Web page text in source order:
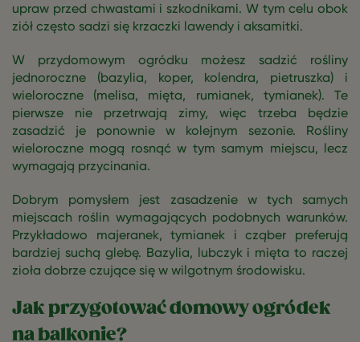
upraw przed chwastami i szkodnikami. W tym celu obok
ziół często sadzi się krzaczki lawendy i aksamitki.
W przydomowym ogródku możesz sadzić rośliny
jednoroczne (bazylia, koper, kolendra, pietruszka) i
wieloroczne (melisa, mięta, rumianek, tymianek). Te
pierwsze nie przetrwają zimy, więc trzeba będzie
zasadzić je ponownie w kolejnym sezonie. Rośliny
wieloroczne mogą rosnąć w tym samym miejscu, lecz
wymagają przycinania.
Dobrym pomysłem jest zasadzenie w tych samych
miejscach roślin wymagających podobnych warunków.
Przykładowo majeranek, tymianek i cząber preferują
bardziej suchą glebę. Bazylia, lubczyk i mięta to raczej
zioła dobrze czujące się w wilgotnym środowisku.
Jak przygotować domowy ogródek
na balkonie?